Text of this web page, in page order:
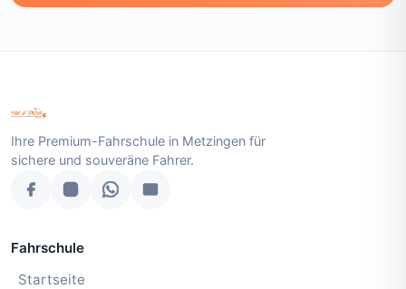
Ihre Premium-Fahrschule in Metzingen für
sichere und souveräne Fahrer.
Fahrschule
Startseite